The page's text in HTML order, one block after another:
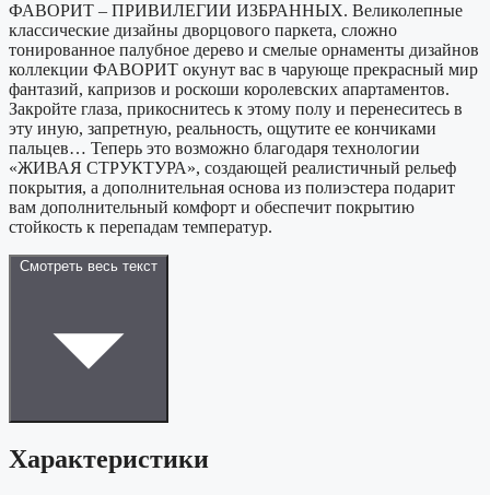
ФАВОРИТ – ПРИВИЛЕГИИ ИЗБРАННЫХ. Великолепные
классические дизайны дворцового паркета, сложно
тонированное палубное дерево и смелые орнаменты дизайнов
коллекции ФАВОРИТ окунут вас в чарующе прекрасный мир
фантазий, капризов и роскоши королевских апартаментов.
Закройте глаза, прикоснитесь к этому полу и перенеситесь в
эту иную, запретную, реальность, ощутите ее кончиками
пальцев… Теперь это возможно благодаря технологии
«ЖИВАЯ СТРУКТУРА», создающей реалистичный рельеф
покрытия, а дополнительная основа из полиэстера подарит
вам дополнительный комфорт и обеспечит покрытию
стойкость к перепадам температур.
Смотреть весь текст
Характеристики